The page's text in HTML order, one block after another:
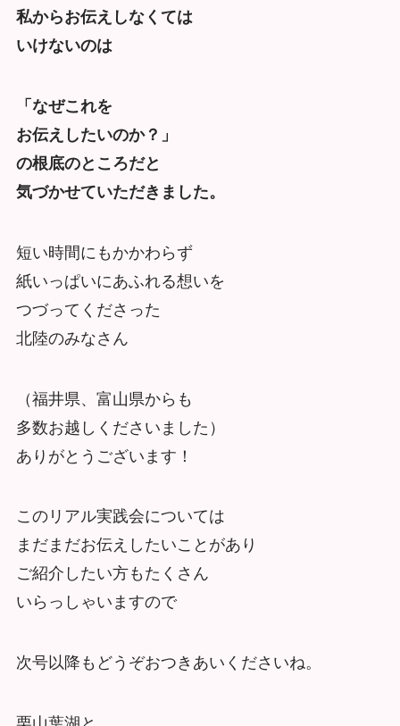
私からお伝えしなくては
いけないのは
「なぜこれを
お伝えしたいのか？」
の根底のところだと
気づかせていただきました。
短い時間にもかかわらず
紙いっぱいにあふれる想いを
つづってくださった
北陸のみなさん
（福井県、富山県からも
多数お越しくださいました）
ありがとうございます！
このリアル実践会については
まだまだお伝えしたいことがあり
ご紹介したい方もたくさん
いらっしゃいますので
次号以降もどうぞおつきあいくださいね。